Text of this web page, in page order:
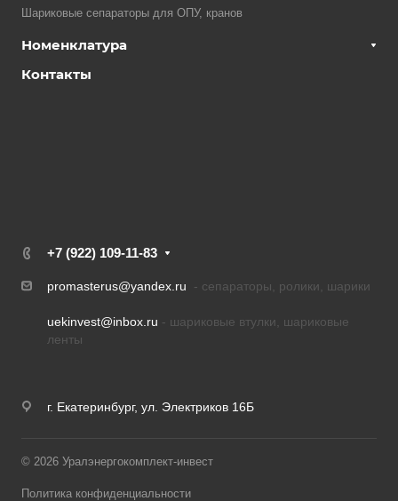
Шариковые сепараторы для ОПУ, кранов
Номенклатура
Контакты
+7 (922) 109-11-83
promasterus@yandex.ru - сепараторы, ролики, шарики
uekinvest@inbox.ru - шариковые втулки, шариковые
ленты
г. Екатеринбург, ул. Электриков 16Б
© 2026 Уралэнергокомплект-инвест
Политика конфиденциальности